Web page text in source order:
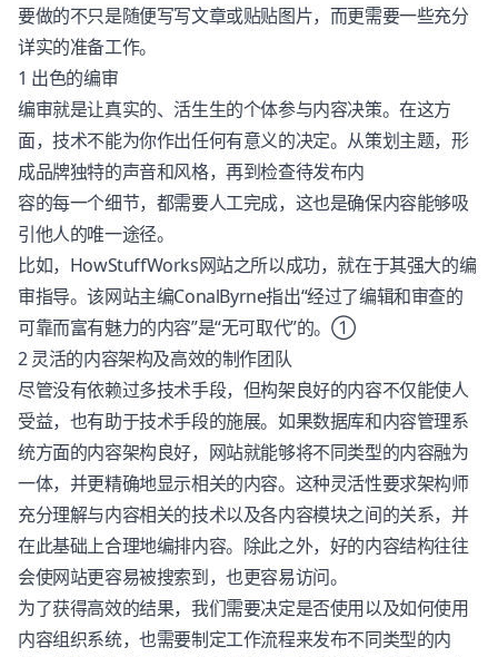
要做的不只是随便写写文章或贴贴图片，而更需要一些充分
详实的准备工作。
1 出色的编审
编审就是让真实的、活生生的个体参与内容决策。在这方
面，技术不能为你作出任何有意义的决定。从策划主题，形
成品牌独特的声音和风格，再到检查待发布内
容的每一个细节，都需要人工完成，这也是确保内容能够吸
引他人的唯一途径。
比如，HowStuffWorks网站之所以成功，就在于其强大的编
审指导。该网站主编ConalByrne指出“经过了编辑和审查的
可靠而富有魅力的内容”是“无可取代”的。①
2 灵活的内容架构及高效的制作团队
尽管没有依赖过多技术手段，但构架良好的内容不仅能使人
受益，也有助于技术手段的施展。如果数据库和内容管理系
统方面的内容架构良好，网站就能够将不同类型的内容融为
一体，并更精确地显示相关的内容。这种灵活性要求架构师
充分理解与内容相关的技术以及各内容模块之间的关系，并
在此基础上合理地编排内容。除此之外，好的内容结构往往
会使网站更容易被搜索到，也更容易访问。
为了获得高效的结果，我们需要决定是否使用以及如何使用
内容组织系统，也需要制定工作流程来发布不同类型的内